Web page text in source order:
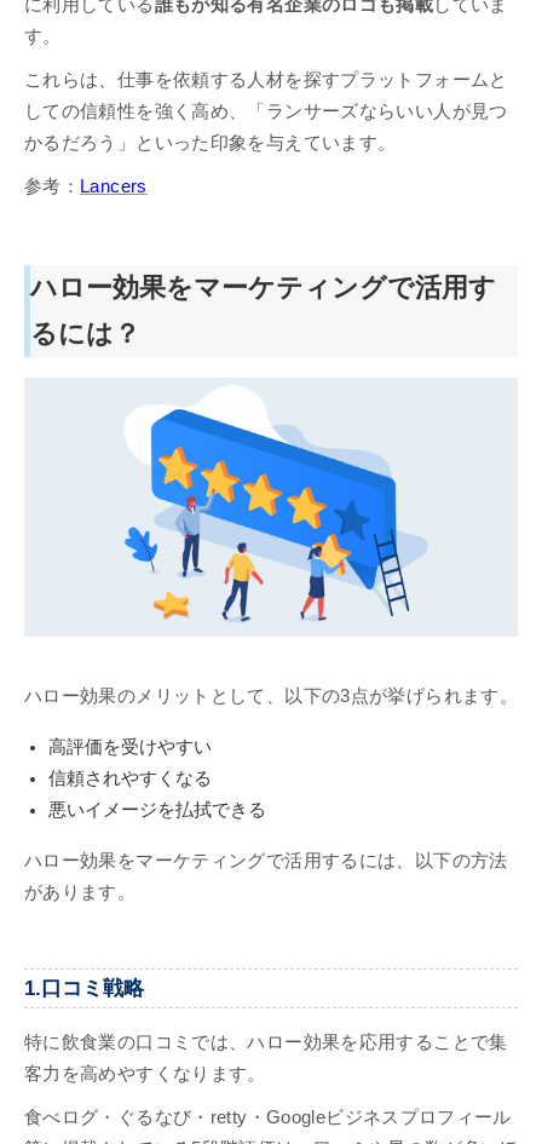
に利用している誰もが知る有名企業のロゴも掲載していま
す。
これらは、仕事を依頼する人材を探すプラットフォームと
しての信頼性を強く高め、「ランサーズならいい人が見つ
かるだろう」といった印象を与えています。
参考： Lancers
ハロー効果をマーケティングで活用す
るには？
ハロー効果のメリットとして、以下の3点が挙げられます。
高評価を受けやすい
信頼されやすくなる
悪いイメージを払拭できる
ハロー効果をマーケティングで活用するには、以下の方法
があります。
1.口コミ戦略
特に飲食業の口コミでは、ハロー効果を応用することで集
客力を高めやすくなります。
食べログ・ぐるなび・retty・Googleビジネスプロフィール